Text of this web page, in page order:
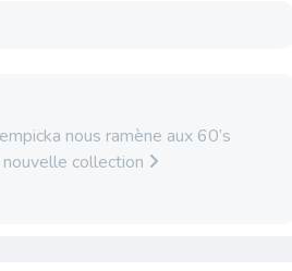
nous ramène aux 60’s
nouvelle collection